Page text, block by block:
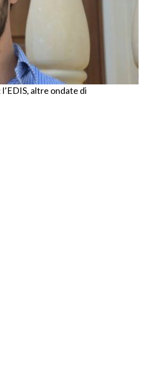
l’EDIS, altre ondate di